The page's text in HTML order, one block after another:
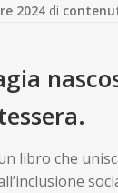
2024 di
libro che